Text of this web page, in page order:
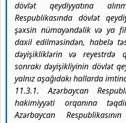
dövlət qeydiyyatına
Respublikasında dövlət
şəxsin nümayəndəlik və ya
daxil edilməsindən, habelə
dəyişikliklərin və reyestrdə
sonrakı dəyişikliyinin dövlət
yalnız aşağıdakı hallarda
11.3.1. Azərbaycan
hakimiyyəti orqanına
Azərbaycan